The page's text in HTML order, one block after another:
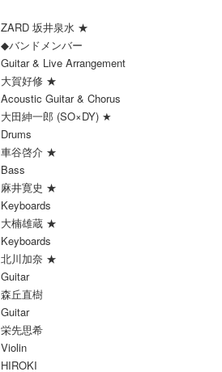
ZARD 坂井泉水 ★
◆バンドメンバー
Guitar & Live Arrangement
大賀好修 ★
Acoustic Guitar & Chorus
大田紳一郎 (SO×DY) ★
Drums
車谷啓介 ★
Bass
麻井寛史 ★
Keyboards
大楠雄蔵 ★
Keyboards
北川加奈 ★
Guitar
森丘直樹
Guitar
栄先思希
Violin
HIROKI